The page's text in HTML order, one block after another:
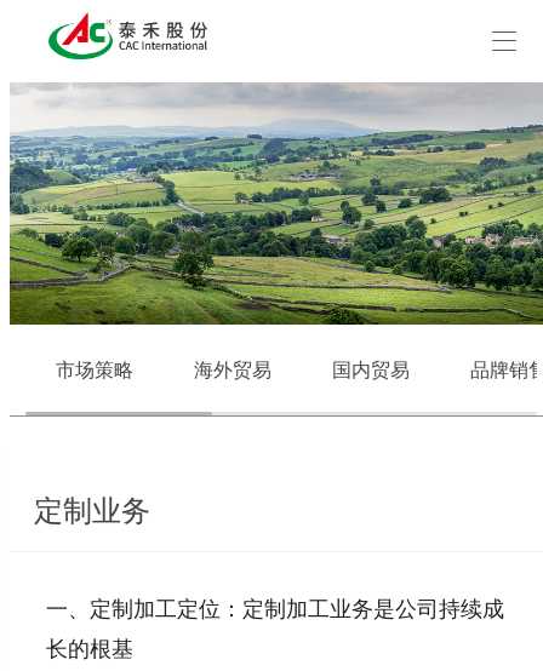
市场策略 海外贸易 国内贸易 品牌销
定制业务
一、定制加工定位：定制加工业务是公司持续成
长的根基